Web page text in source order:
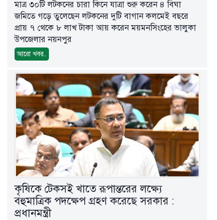
মাত্র ৩০টি লটকনের চারা কিনে যাত্রা শুরু করেন ৪ বিঘা
জমিতে গড়ে তুলেছেন লটকনের দুটি বাগান কলমেই বছরে
প্রায় ৭ থেকে ৮ লাখ টাকা আয় করেন ময়মনসিংহের ভালুকা
উপজেলার নয়নপুর
আরো খবর..
কৃষিকে টেকসই খাতে রূপান্তরের লক্ষ্যে
বহুমাত্রিক পদক্ষেপ গ্রহণ করেছে সরকার :
প্রধানমন্ত্রী